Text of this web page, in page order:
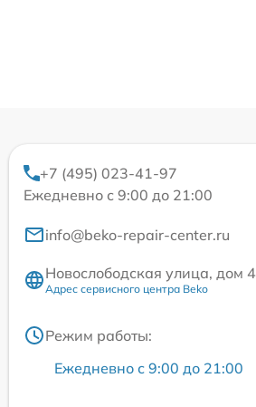
+7 (495) 023-41-97
Ежедневно с 9:00 до 21:00
info@beko-repair-center.ru
Новослободская улица, дом 4
Адрес сервисного центра Beko
Режим работы:
Ежедневно с 9:00 до 21:00